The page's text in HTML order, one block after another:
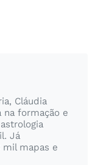
Cláudia
na formação e
Já
mapas e